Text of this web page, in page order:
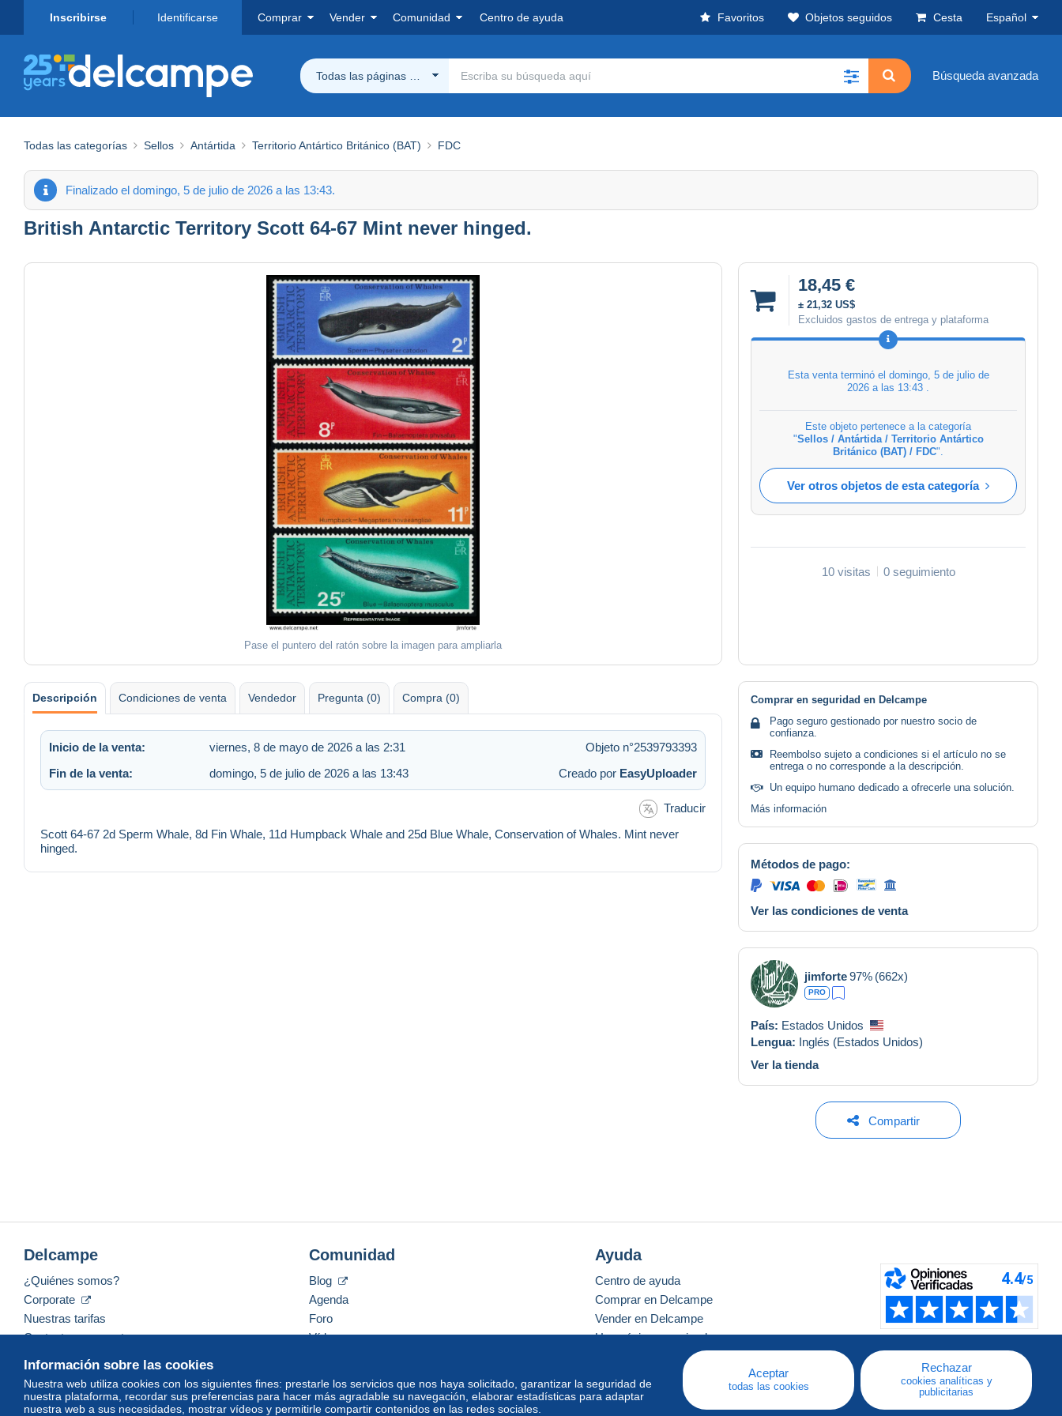
Inscribirse Identificarse Comprar Vender Comunidad Centro de ayuda Favoritos Objetos seguidos Cesta Español
Todas las páginas Delcampe Búsqueda avanzada
Todas las categorías Sellos Antártida Territorio Antártico Británico (BAT) FDC
Finalizado el domingo, 5 de julio de 2026 a las 13:43.
British Antarctic Territory Scott 64-67 Mint never hinged.
Pase el puntero del ratón sobre la imagen para ampliarla
18,45 €
± 21,32 US$
Excluidos gastos de entrega y plataforma
Esta venta terminó el domingo, 5 de julio de
2026 a las 13:43
Este objeto pertenece a la categoría
"Sellos / Antártida / Territorio Antártico
Británico (BAT) / FDC".
Ver otros objetos de esta categoría
10 visitas 0 seguimiento
Descripción Condiciones de venta Vendedor Pregunta (0) Compra (0)
Inicio de la venta: viernes, 8 de mayo de 2026 a las 2:31
Objeto n°2539793393
Fin de la venta:
domingo, 5 de julio de 2026 a las 13:43 Creado por EasyUploader
Traducir
Scott 64-67 2d Sperm Whale, 8d Fin Whale, 11d Humpback Whale and 25d Blue Whale, Conservation of Whales. Mint never
hinged.
Comprar en seguridad en Delcampe
Pago seguro gestionado por nuestro socio de
confianza.
Reembolso sujeto a condiciones si el artículo no se
entrega o no corresponde a la descripción.
Un equipo humano dedicado a ofrecerle una solución.
Más información
Métodos de pago:
Ver las condiciones de venta
jimforte97% (662x)
PRO
País: Estados Unidos
Lengua: Inglés (Estados Unidos)
Ver la tienda
Compartir
Información sobre las cookies
Nuestra web utiliza cookies con los siguientes fines: prestarle los servicios que nos haya solicitado, garantizar la seguridad de
nuestra plataforma, recordar sus preferencias para hacer más agradable su navegación, elaborar estadísticas para adaptar
nuestra web a sus necesidades, mostrar vídeos y permitirle compartir contenidos en las redes sociales.
Aceptar
todas las cookies
Rechazar
cookies analíticas y
publicitarias
Delcampe
¿Quiénes somos?
Corporate
Nuestras tarifas
Contacte con nosotros
Comunidad
Blog
Agenda
Foro
Vídeos
Ayuda
Centro de ayuda
Comprar en Delcampe
Vender en Delcampe
Una página securizada
Español USD America/Indiana/Vevay Modo estándar